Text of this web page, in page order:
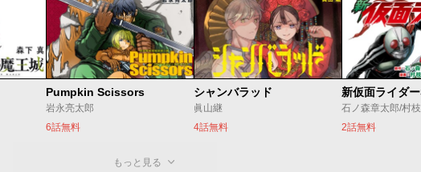
Pumpkin Scissors
岩永亮太郎
6話無料
シャンバラッド
眞山継
4話無料
石ノ森章太郎/村
2話無料
もっと見る